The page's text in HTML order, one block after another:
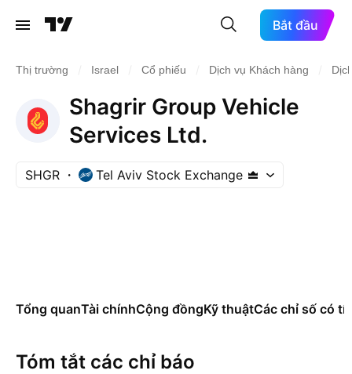
Bắt đầu
Thị trường Israel Cổ phiếu Dịch vụ Khách hàng
Shagrir Group Vehicle
Services Ltd.
SHGR Tel Aviv Stock Exchange
Tổng quanTài chínhCộng đồngKỹ thuậtCác chỉ số có
Tóm tắt các chỉ báo